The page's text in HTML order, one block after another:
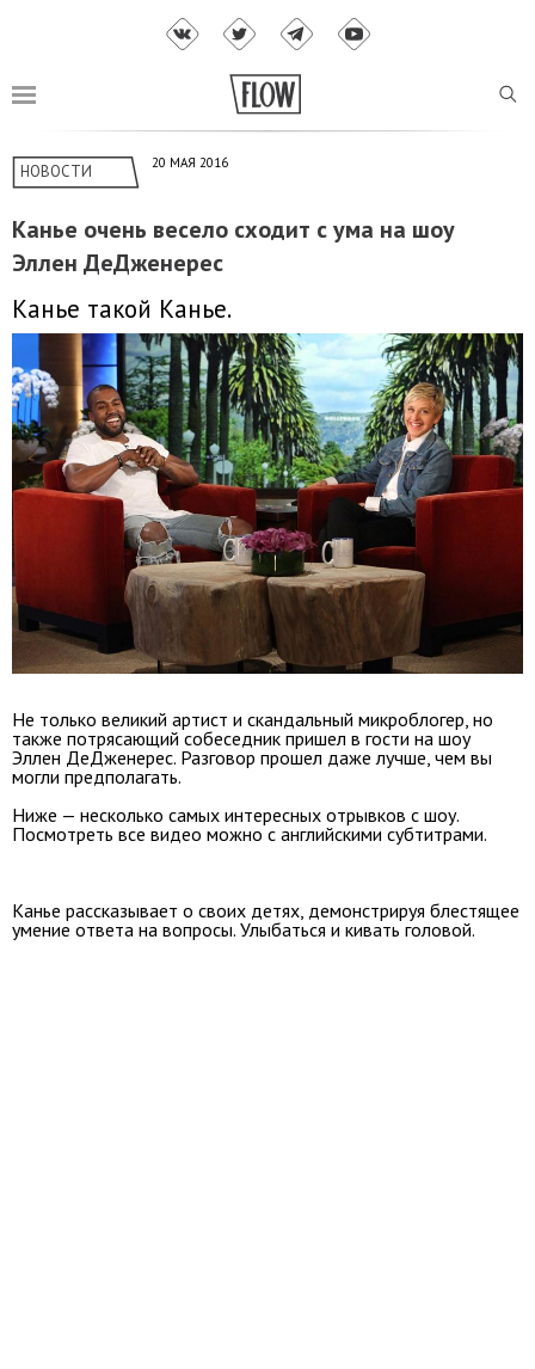
НОВОСТИ 20 МАЯ 2016
Канье очень весело сходит с ума на шоу
Эллен ДеДженерес
Канье такой Канье.
Не только великий артист и скандальный микроблогер, но
также потрясающий собеседник пришел в гости на шоу
Эллен ДеДженерес. Разговор прошел даже лучше, чем вы
могли предполагать.
Ниже — несколько самых интересных отрывков с шоу.
Посмотреть все видео можно с английскими субтитрами.
Канье рассказывает о своих детях, демонстрируя блестящее
умение ответа на вопросы. Улыбаться и кивать головой.